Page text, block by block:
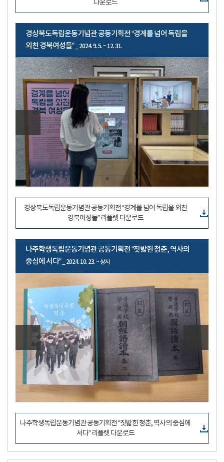
다운로드
경상북도독립운동기념관 공동기획전 “경계를 넘어 독립을
외친 경북여성들” _ 2024. 9. 5. ~ 12. 31.
경상북도독립운동기념관 공동기획전 “경계를 넘어 독립을 외친
경북여성들” 리플렛 다운로드
나주학생독립운동기념관 공동기획전 “짓밟힌 청춘, 역사의
중심에 서다” _ 2024. 10. 23. ~ 상시
나주학생독립운동기념관 공동기획전 “짓밟힌 청춘, 역사의 중심에
서다” 리플렛 다운로드